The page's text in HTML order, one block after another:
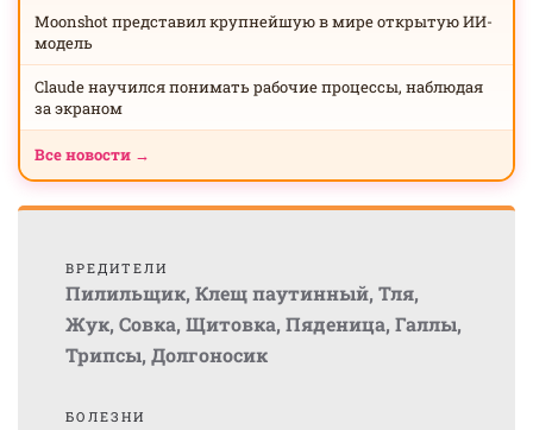
Moonshot представил крупнейшую в мире открытую ИИ-
модель
Claude научился понимать рабочие процессы, наблюдая
за экраном
Все новости →
ВРЕДИТЕЛИ
Пилильщик, Клещ паутинный, Тля,
Жук, Совка, Щитовка, Пяденица, Галлы,
Трипсы, Долгоносик
БОЛЕЗНИ